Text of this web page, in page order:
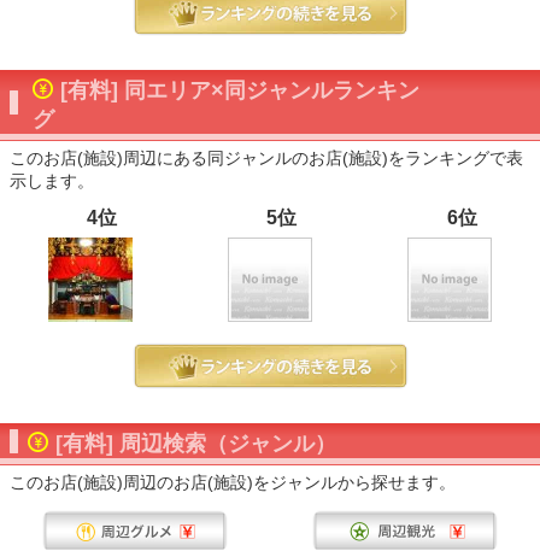
[有料] 同エリア×同ジャンルランキン
グ
このお店(施設)周辺にある同ジャンルのお店(施設)をランキングで表
示します。
4位 5位 6位
[有料] 周辺検索（ジャンル）
このお店(施設)周辺のお店(施設)をジャンルから探せます。